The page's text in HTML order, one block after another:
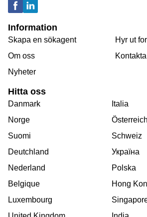
Information
Skapa en sökagent
Om oss
Nyheter
Hyr ut
Hitta oss
Danmark
Norge
Suomi
Deutchland
Nederland
Belgique
Luxembourg
Italia
Österreich
Schweiz
Україна
Polska
Hong